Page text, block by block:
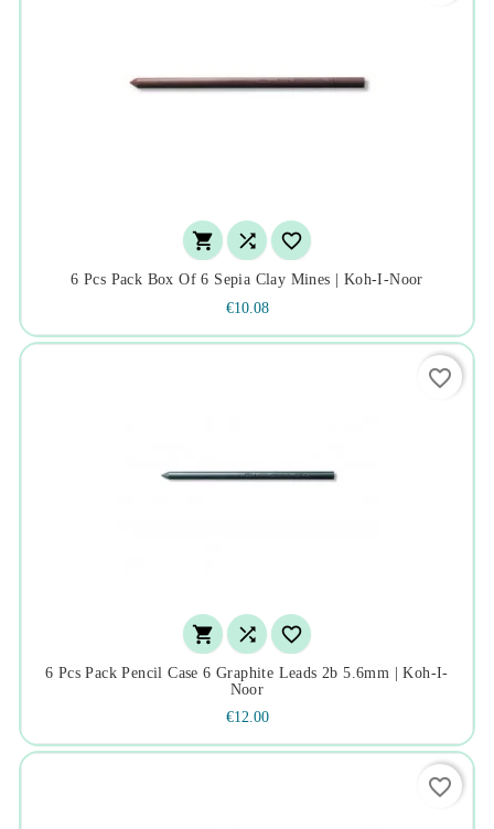
  
6 Pcs Pack Box Of 6 Sepia Clay Mines | Koh-I-Noor
€10.08
  
6 Pcs Pack Pencil Case 6 Graphite Leads 2b 5.6mm | Koh-I-
Noor
€12.00
favorite_border
favorite_border